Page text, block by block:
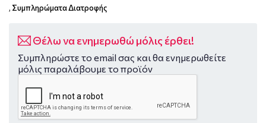
, Συμπληρώματα Διατροφής
Θέλω να ενημερωθώ μόλις έρθει!
Συμπληρώστε το email σας και θα ενημερωθείτε
μόλις παραλάβουμε το προϊόν